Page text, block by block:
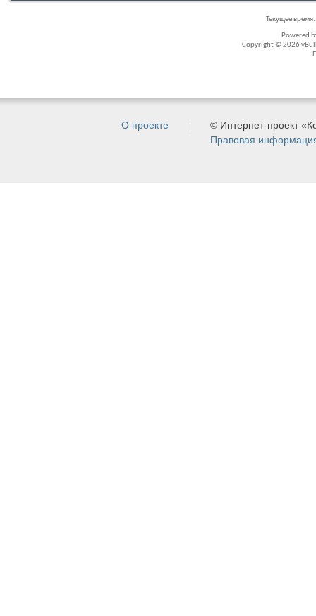
Текущее время:
Powered
Copyright © 2026
О проекте
© Интернет-проект
Правовая